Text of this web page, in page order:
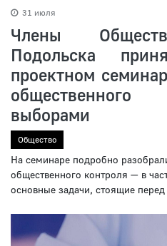
31 июля
Члены
Подольска
проектном
выборами
Общество
На семинаре подробно
общественного контроля — в
основные задачи, стоящие